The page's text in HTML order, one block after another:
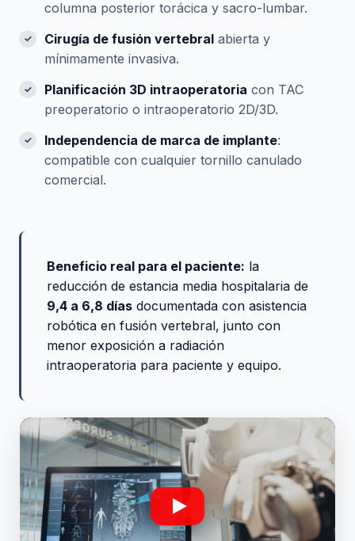
columna posterior torácica y sacro-lumbar.
Cirugía de fusión vertebral abierta y
mínimamente invasiva.
Planificación 3D intraoperatoria con TAC
preoperatorio o intraoperatorio 2D/3D.
Independencia de marca de implante:
compatible con cualquier tornillo canulado
comercial.
Beneficio real para el paciente: la
reducción de estancia media hospitalaria de
9,4 a 6,8 días documentada con asistencia
robótica en fusión vertebral, junto con
menor exposición a radiación
intraoperatoria para paciente y equipo.